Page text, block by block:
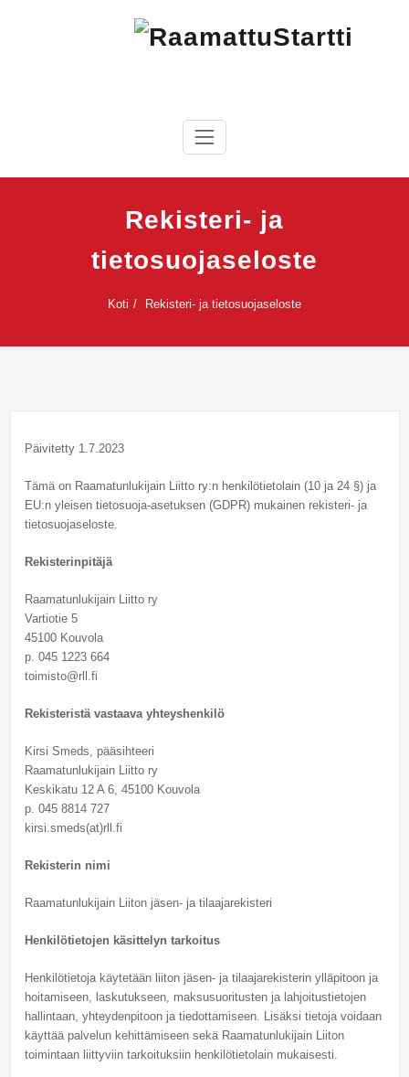
RaamattuStartti
Rekisteri- ja
tietosuojaseloste
Koti Rekisteri- ja tietosuojaseloste
Päivitetty 1.7.2023
Tämä on Raamatunlukijain Liitto ry:n henkilötietolain (10 ja 24 §) ja
EU:n yleisen tietosuoja-asetuksen (GDPR) mukainen rekisteri- ja
tietosuojaseloste.
Rekisterinpitäjä
Raamatunlukijain Liitto ry
Vartiotie 5
45100 Kouvola
p. 045 1223 664
toimisto@rll.fi
Rekisteristä vastaava yhteyshenkilö
Kirsi Smeds, pääsihteeri
Raamatunlukijain Liitto ry
Keskikatu 12 A 6, 45100 Kouvola
p. 045 8814 727
kirsi.smeds(at)rll.fi
Rekisterin nimi
Raamatunlukijain Liiton jäsen- ja tilaajarekisteri
Henkilötietojen käsittelyn tarkoitus
Henkilötietoja käytetään liiton jäsen- ja tilaajarekisterin ylläpitoon ja
hoitamiseen, laskutukseen, maksusuoritusten ja lahjoitustietojen
hallintaan, yhteydenpitoon ja tiedottamiseen. Lisäksi tietoja voidaan
käyttää palvelun kehittämiseen sekä Raamatunlukijain Liiton
toimintaan liittyviin tarkoituksiin henkilötietolain mukaisesti.